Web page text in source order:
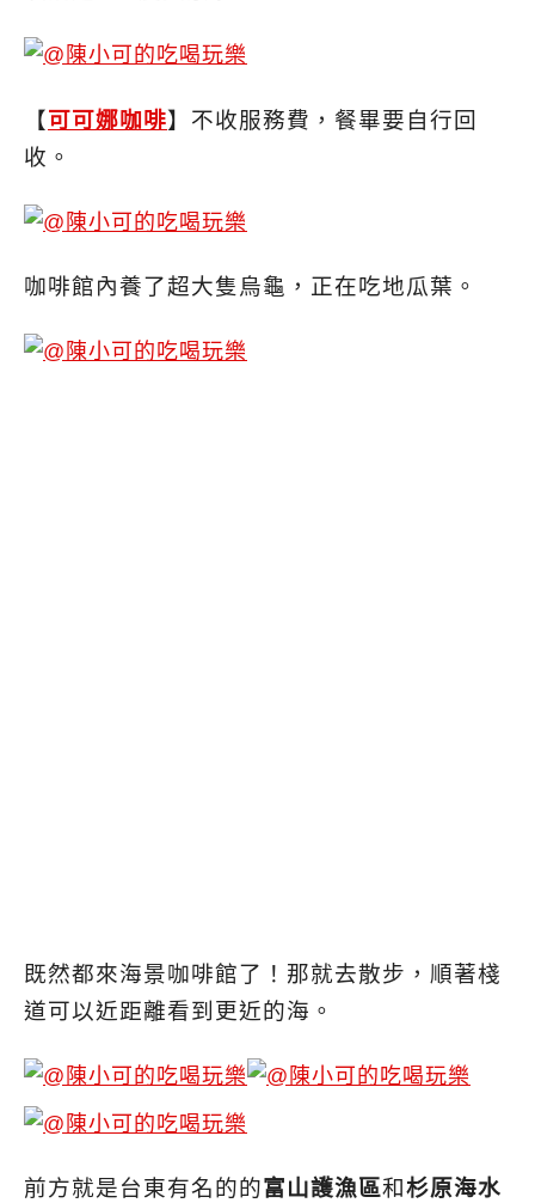
【可可娜咖啡】不收服務費，餐畢要自行回
收。
咖啡館內養了超大隻烏龜，正在吃地瓜葉。
既然都來海景咖啡館了！那就去散步，順著棧
道可以近距離看到更近的海。
前方就是台東有名的的富山護漁區和杉原海水